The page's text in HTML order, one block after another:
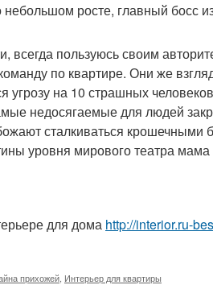
росте, главный босс
всегда пользуюсь своим
по квартире. Они же
на 10 страшных
недосягаемые для людей
сталкиваться крошечными
уровня мирового театра
для дома http://interior.ru-
прихожей Интерьер для квартиры